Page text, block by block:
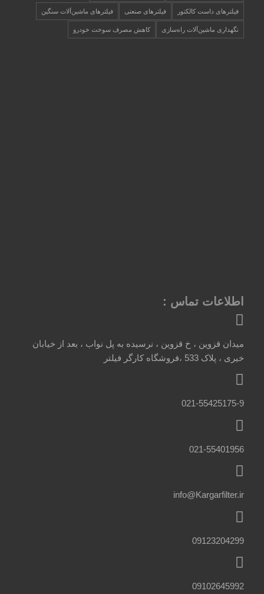
فیلترهای داست کالکتور فیلترهای صنعتی فیلترهای ماشین‌آلات سنگین
نگهداری ماشین‌آلات راه‌سازی کاهش مصرف سوخت خودرو
اطلاعات تماس :
میدان قزوین ، خ قزوین ، نرسیده به پل نواب ، بعد از خیابان
خیری ، پلاک 533 ،فروشگاه کارگر فیلتر
021-55425175-9
021-55401956
info@Kargarfilter.ir
09123204299
09102645992